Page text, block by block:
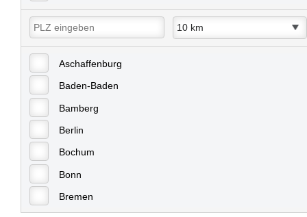
Aschaffenburg
Baden-Baden
Bamberg
Berlin
Bochum
Bonn
Bremen